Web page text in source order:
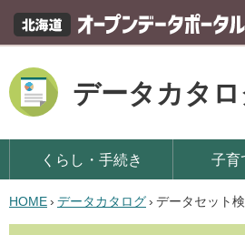
データカタ
くらし・手続き 子育
HOME› データカタログ› データセット